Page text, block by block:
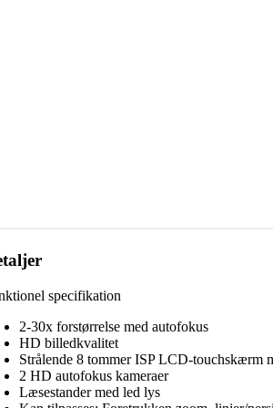
specifikation
2-30x forstørrelse med autofokus
HD billedkvalitet
Strålende 8 tommer ISP LCD-touchskærm
2 HD autofokus kameraer
Læsestander med led lys